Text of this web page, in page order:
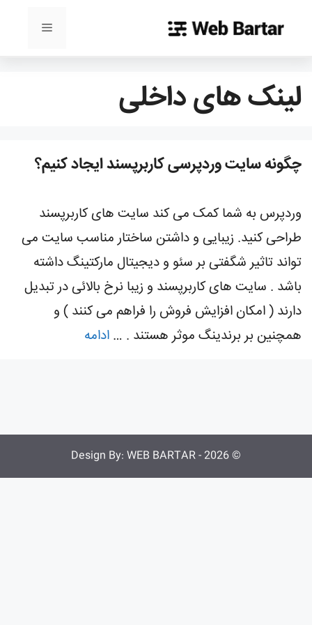
فهرست
لینک های داخلی
چگونه سایت وردپرسی کاربرپسند ایجاد کنیم؟
وردپرس به شما کمک می کند سایت های کاربرپسند
طراحی کنید. زیبایی و داشتن ساختار مناسب سایت می
تواند تاثیر شگفتی بر سئو و دیجیتال مارکتینگ داشته
باشد . سایت های کاربرپسند و زیبا نرخ بالائی در تبدیل
دارند ( امکان افزایش فروش را فراهم می کنند ) و
همچنین بر برندینگ موثر هستند . … ادامه
© 2026 - Design By:
WEB BARTAR